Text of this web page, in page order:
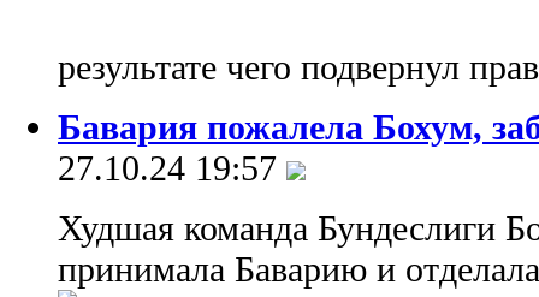
результате чего подвернул
Бавария пожалела Бохум,
27.10.24 19:57
Худшая команда Бундеслиги
принимала Баварию и